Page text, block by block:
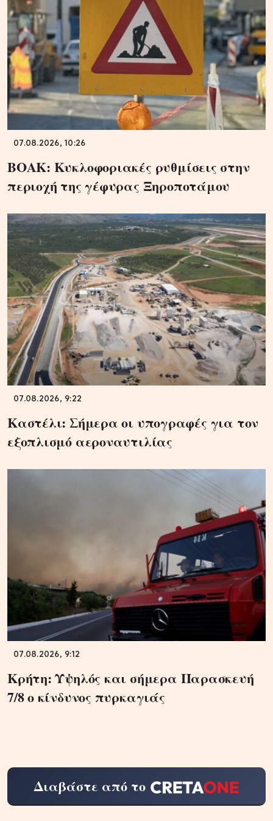
07.08.2026, 10:26
ΒΟΑΚ: Κυκλοφοριακές ρυθμίσεις στην
περιοχή της γέφυρας Ξηροποτάμου
07.08.2026, 9:22
Καστέλι: Σήμερα οι υπογραφές για τον
εξοπλισμό αεροναυτιλίας
07.08.2026, 9:12
Κρήτη: Υψηλός και σήμερα Παρασκευή
7/8 ο κίνδυνος πυρκαγιάς
Διαβάστε από το